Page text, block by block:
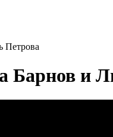
Петрова
Барнов и